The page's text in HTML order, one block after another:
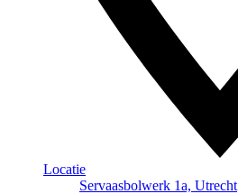
Locatie
Servaasbolwerk 1a, Utrecht